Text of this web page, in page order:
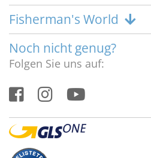
Fisherman's World
Noch nicht genug?
Folgen Sie uns auf: